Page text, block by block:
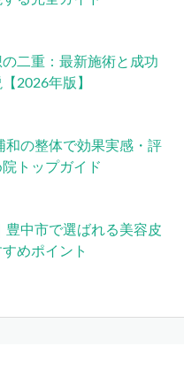
二重：最新施術と成功
2026年版】
和の整体で効果実感・評
トップガイド
豊中市で選ばれる美容皮
めポイント